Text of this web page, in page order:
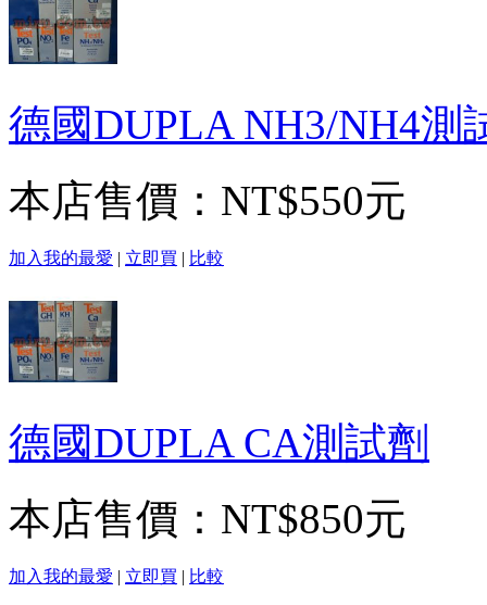
德國DUPLA NH3/NH4測
本店售價： NT$550元
加入我的最愛 | 立即買 | 比較
德國DUPLA CA測試劑
本店售價： NT$850元
加入我的最愛 | 立即買 | 比較